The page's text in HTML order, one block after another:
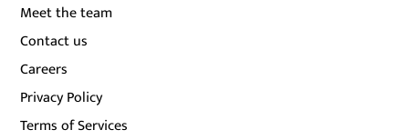
Meet the team
Contact us
Careers
Privacy Policy
Terms of Services